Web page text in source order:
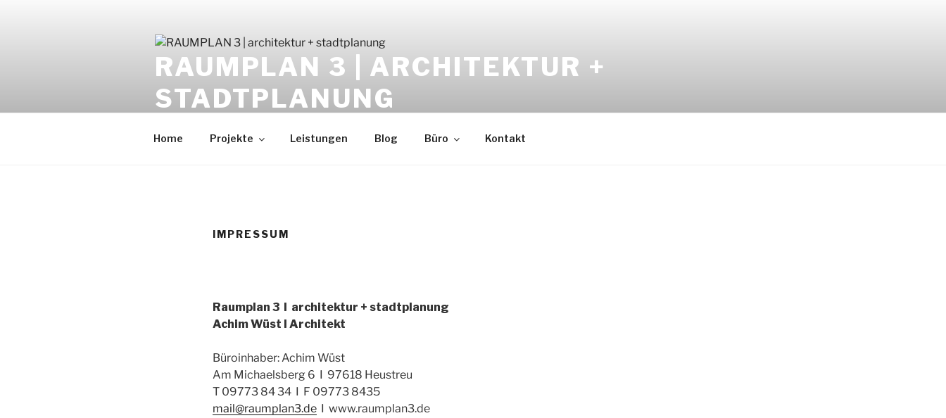
RAUMPLAN 3 | ARCHITEKTUR +
STADTPLANUNG
Home Projekte Leistungen Blog Büro Kontakt
IMPRESSUM
Raumplan 3 I architektur + stadtplanung
Achim Wüst I Architekt
Büroinhaber: Achim Wüst
Am Michaelsberg 6 I 97618 Heustreu
T 09773 84 34 I F 09773 8435
mail@raumplan3.de I www.raumplan3.de